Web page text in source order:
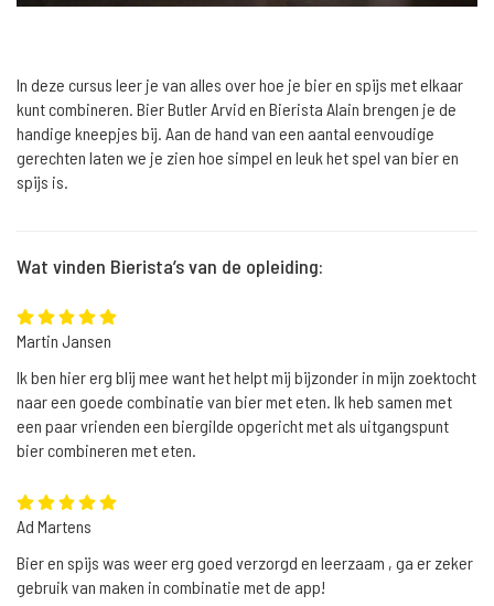
In deze cursus leer je van alles over hoe je bier en spijs met elkaar
kunt combineren. Bier Butler Arvid en Bierista Alain brengen je de
handige kneepjes bij. Aan de hand van een aantal eenvoudige
gerechten laten we je zien hoe simpel en leuk het spel van bier en
spijs is.
Wat vinden Bierista’s van de opleiding:
Martin Jansen
Ik ben hier erg blij mee want het helpt mij bijzonder in mijn zoektocht
naar een goede combinatie van bier met eten. Ik heb samen met
een paar vrienden een biergilde opgericht met als uitgangspunt
bier combineren met eten.
Ad Martens
Bier en spijs was weer erg goed verzorgd en leerzaam , ga er zeker
gebruik van maken in combinatie met de app!